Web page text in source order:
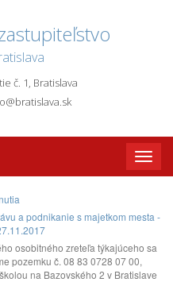
č. 1, Bratislava
Toggle
a podnikanie s majetkom mesta -
osobitného zreteľa týkajúceho sa
pozemku č. 08 83 0728 07 00,
na Bazovského 2 v Bratislave